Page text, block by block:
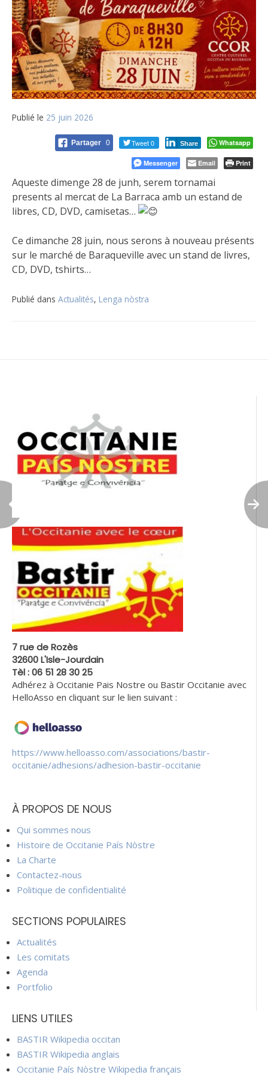
Publié le 25 juin 2026
Partager 0 Tweet 0 Share Whatsapp
Messenger Email Print
Aqueste dimenge 28 de junh, serem tornamai
presents al mercat de La Barraca amb un estand de
libres, CD, DVD, camisetas…
Ce dimanche 28 juin, nous serons à nouveau présents
sur le marché de Baraqueville avec un stand de livres,
CD, DVD, tshirts…
Publié dans Actualités, Lenga nòstra
7 rue de Rozès
32600 L'Isle-Jourdain
Tèl : 06 51 28 30 25
Adhérez à Occitanie Pais Nostre ou Bastir Occitanie avec
HelloAsso en cliquant sur le lien suivant :
https://www.helloasso.com/associations/bastir-
occitanie/adhesions/adhesion-bastir-occitanie
À PROPOS DE NOUS
Qui sommes nous
Histoire de Occitanie País Nòstre
La Charte
Contactez-nous
Politique de confidentialité
SECTIONS POPULAIRES
Actualités
Les comitats
Agenda
Portfolio
LIENS UTILES
BASTIR Wikipedia occitan
BASTIR Wikipedia anglais
Occitanie País Nòstre Wikipedia français